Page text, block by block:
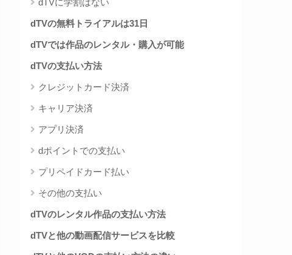
dTVの無料トライアルは31日
dTVでは作品のレンタル・購入が可能
dTVの支払い方法
クレジットカード決済
キャリア決済
アプリ決済
dポイントでの支払い
プリペイドカード払い
その他の支払い
dTVのレンタル作品の支払い方法
dTVと他の動画配信サービスを比較